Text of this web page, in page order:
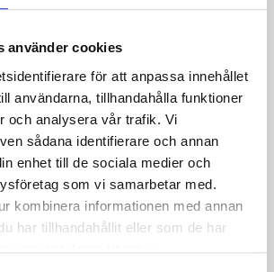
använder cookies
för att anpassa innehållet
användarna, tillhandahålla funktioner
och analysera vår trafik. Vi
sådana identifierare och annan
enhet till de sociala medier och
som vi samarbetar med.
kombinera informationen med annan
har tillhandahållit eller som de har
använt deras tjänster.
3dl
Jordgubbsfil 2,7%
1000g